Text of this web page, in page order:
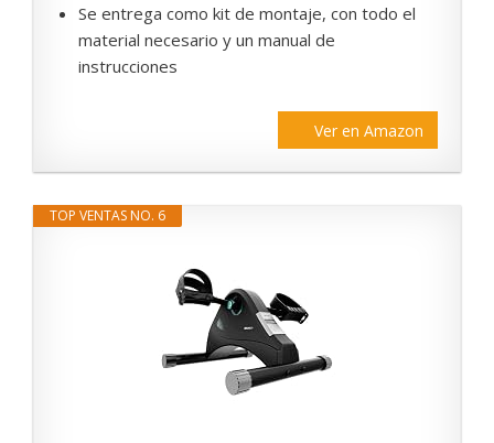
Se entrega como kit de montaje, con todo el
material necesario y un manual de
instrucciones
Ver en Amazon
TOP VENTAS NO. 6